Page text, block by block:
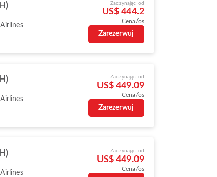
Zaczynając od
US$ 444.2
Cena/os
Zarezerwuj
Zaczynając od
US$ 449.09
Cena/os
Zarezerwuj
Zaczynając od
US$ 449.09
Cena/os